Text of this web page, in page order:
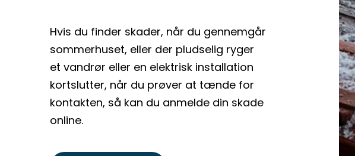
Hvis du finder skader, når du gennemgår
sommerhuset, eller der pludselig ryger
et vandrør eller en elektrisk installation
kortslutter, når du prøver at tænde for
kontakten, så kan du anmelde din skade
online.